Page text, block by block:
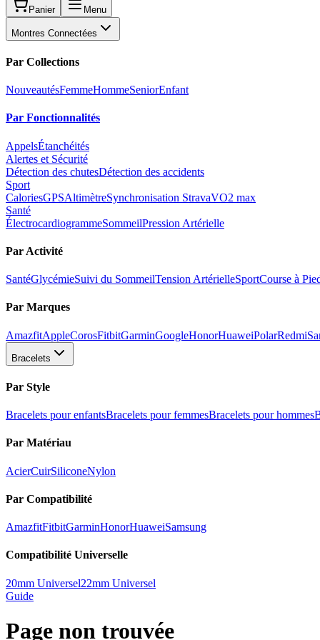
Panier Menu
Montres Connectées
Par Collections
NouveautésFemmeHommeSeniorEnfant
Par Fonctionnalités
AppelsÉtanchéités
Alertes et Sécurité
Détection des chutesDétection des accidents
Sport
CaloriesGPSAltimètreSynchronisation StravaVO2 max
Santé
ÉlectrocardiogrammeSommeilPression Artérielle
Par Activité
SantéGlycémieSuivi du SommeilTension ArtérielleSportCourse à
Par Marques
AmazfitAppleCorosFitbitGarminGoogleHonorHuaweiPolarRedmi
Bracelets
Par Style
Bracelets pour enfantsBracelets pour femmesBracelets pour hommes
Par Matériau
AcierCuirSiliconeNylon
Par Compatibilité
AmazfitFitbitGarminHonorHuaweiSamsung
Compatibilité Universelle
20mm Universel22mm Universel
Guide
Page non trouvée